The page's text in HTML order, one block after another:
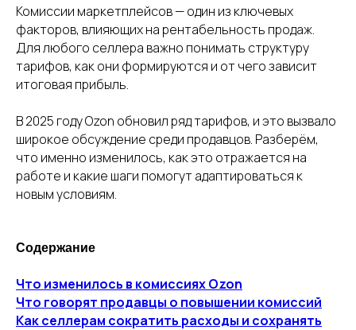
Комиссии маркетплейсов — один из ключевых
факторов, влияющих на рентабельность продаж.
Для любого селлера важно понимать структуру
тарифов, как они формируются и от чего зависит
итоговая прибыль.
В 2025 году Ozon обновил ряд тарифов, и это вызвало
широкое обсуждение среди продавцов. Разберём,
что именно изменилось, как это отражается на
работе и какие шаги помогут адаптироваться к
новым условиям.
Содержание
Что изменилось в комиссиях Ozon
Что говорят продавцы о повышении комиссий
Как селлерам сократить расходы и сохранять
поставщиков и
производителей
Подпишитесь на рассылку и получите подборку
можно найти товар для перепродажи на
ПОЛУЧИТЬ СПИСОК
Нажимая кнопку, вы даетесогласие на обработку